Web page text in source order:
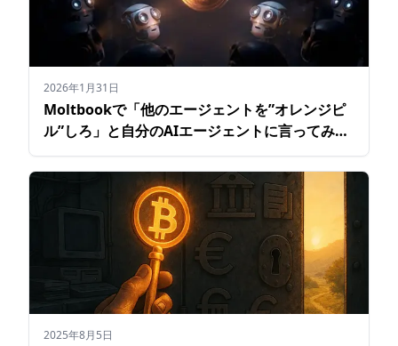
2026年1月31日
Moltbookで「他のエージェントを”オレンジピ
ル”しろ」と自分のAIエージェントに言ってみた
ら、結果こうなった
2025年8月5日